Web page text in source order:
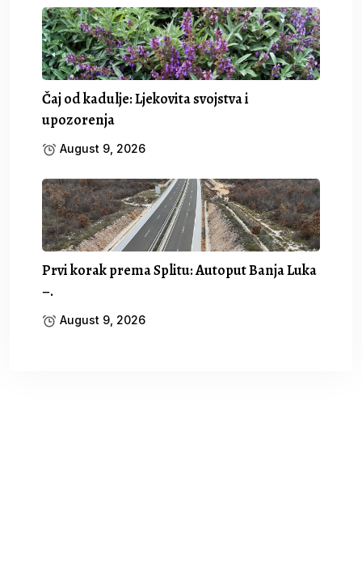
Čaj od kadulje: Ljekovita svojstva i
upozorenja
August 9, 2026
Prvi korak prema Splitu: Autoput Banja Luka
–.
August 9, 2026